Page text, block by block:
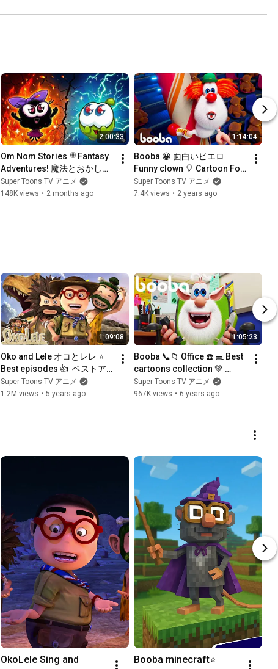
2:00:33
Om Nom Stories 🍭Fantasy
Adventures! 魔法とおかしの
大冒険 ⚡️  面白い漫画集
⚡️Super Toons TV アニメ
Super Toons TV アニメ
148K views • 2 months ago
1:14:04
Booba 😀 面白いピエロ
Funny clown 🎈 Cartoon For
Kids 🌟 Super Toons TV アニ
メ
Super Toons TV アニメ
7.4K views • 2 years ago
1:09:08
Oko and Lele オコとレレ ⭐
Best episodes 👍  ベストア
ニメ 💙 Compilation for kids
⭐ アニメ短編 | Super Toons
Super Toons TV アニメ
1.2M views • 5 years ago
1:05:23
Booba 📞📁 Office ☎️ 💻 Best
cartoons collection 💚
Cartoons Compilation 😂
Funny cartoons for kids
Super Toons TV アニメ
967K views • 6 years ago
OkoLele Sing and
Booba minecraft⭐